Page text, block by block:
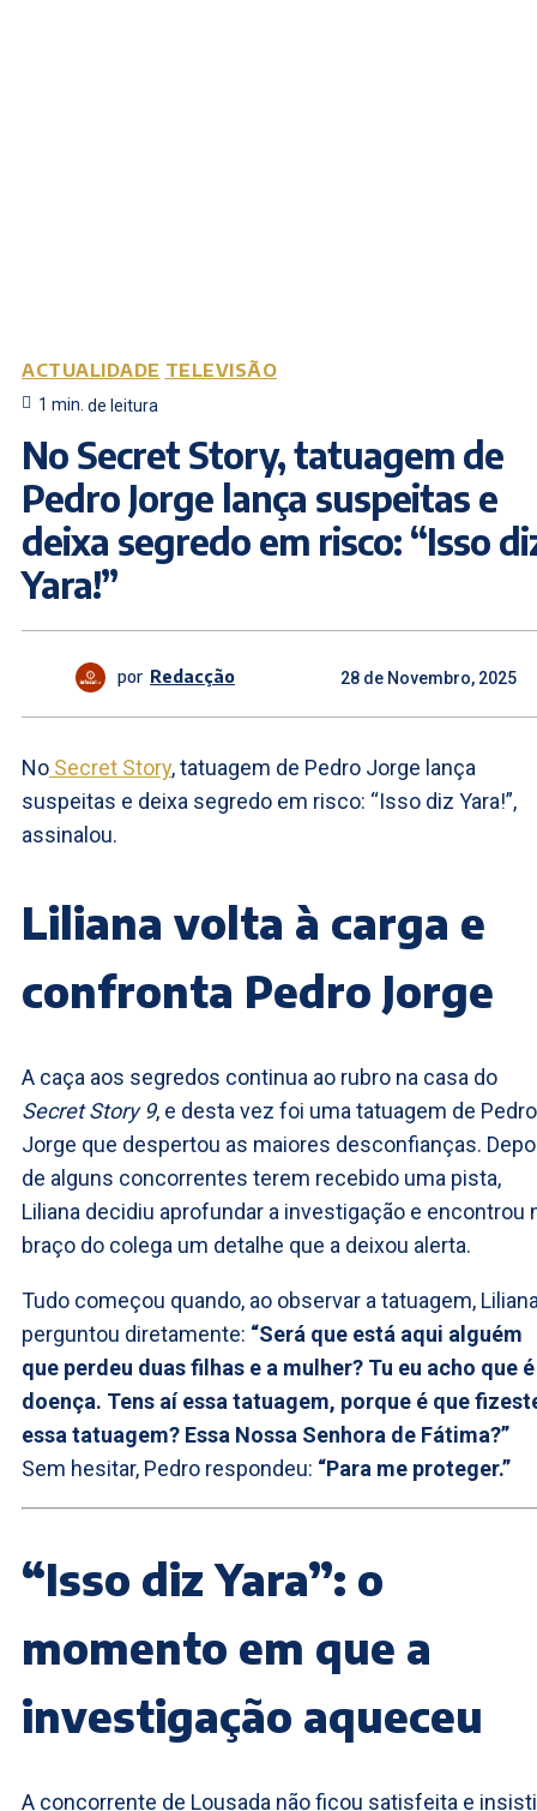
ACTUALIDADE TELEVISÃO
1 min. de leitura
No Secret Story, tatuagem de
Pedro Jorge lança suspeitas e
deixa segredo em risco: “Isso
Yara!”
por Redacção 28 de Novembro, 2025
No Secret Story, tatuagem de Pedro Jorge lança
suspeitas e deixa segredo em risco: “Isso diz Yara!”,
assinalou.
Liliana volta à carga e
confronta Pedro Jorge
A caça aos segredos continua ao rubro na casa do
Secret Story 9, e desta vez foi uma tatuagem de Pedro
Jorge que despertou as maiores desconfianças.
de alguns concorrentes terem recebido uma pista,
Liliana decidiu aprofundar a investigação e encontrou
braço do colega um detalhe que a deixou alerta.
Tudo começou quando, ao observar a tatuagem,
perguntou diretamente: “Será que está aqui alguém
que perdeu duas filhas e a mulher? Tu eu acho que é
doença. Tens aí essa tatuagem, porque é que
essa tatuagem? Essa Nossa Senhora de Fátima?”
Sem hesitar, Pedro respondeu: “Para me proteger.”
“Isso diz Yara”: o
momento em que a
investigação aqueceu
A concorrente de Lousada não ficou satisfeita e